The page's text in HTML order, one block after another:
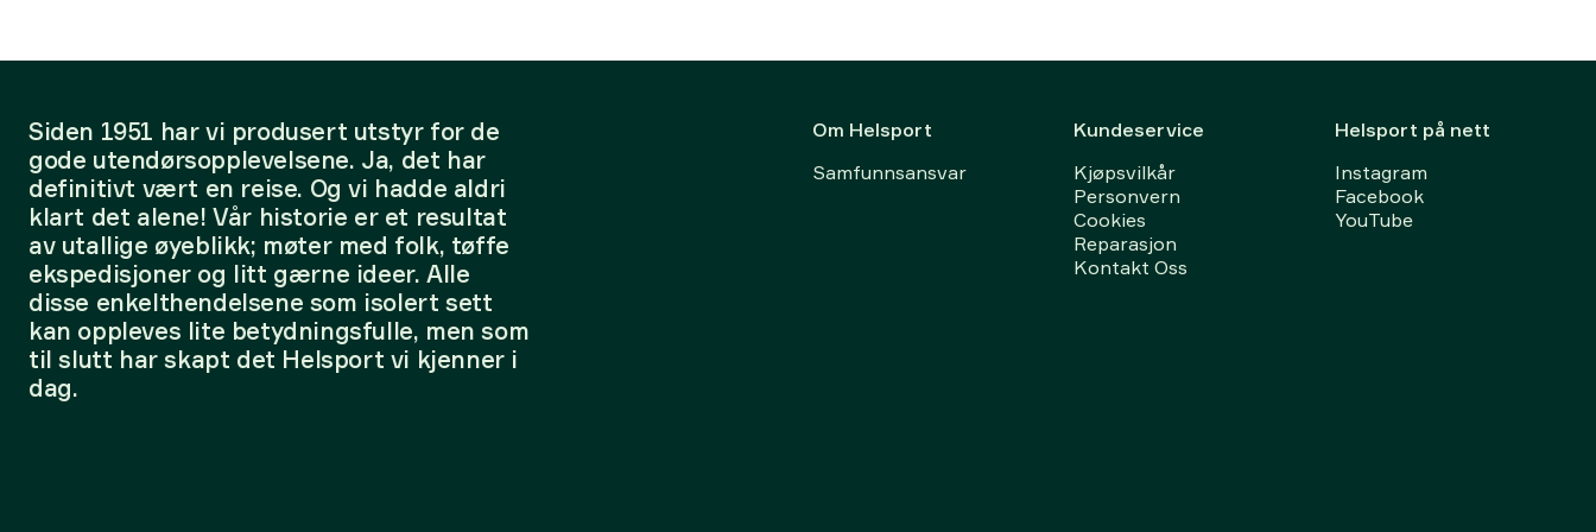
Siden 1951 har vi produsert utstyr for de
gode utendørsopplevelsene. Ja, det har
definitivt vært en reise. Og vi hadde aldri
klart det alene! Vår historie er et resultat
av utallige øyeblikk; møter med folk, tøffe
ekspedisjoner og litt gærne ideer. Alle
disse enkelthendelsene som isolert sett
kan oppleves lite betydningsfulle, men som
til slutt har skapt det Helsport vi kjenner i
dag.
Om Helsport
Samfunnsansvar
Kundeservice
Kjøpsvilkår
Personvern
Cookies
Reparasjon
Kontakt Oss
Helsport på nett
Instagram
Facebook
YouTube